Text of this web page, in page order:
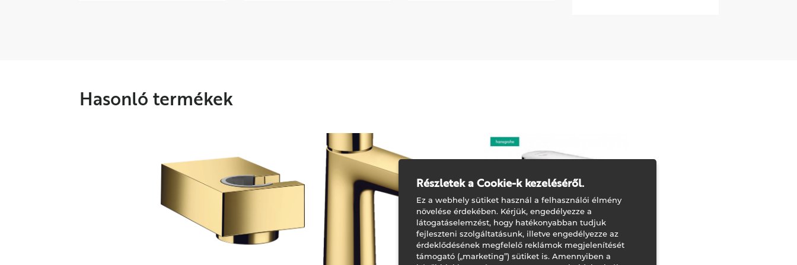
Hasonló termékek
Részletek a Cookie-k kezeléséről.
Ez a webhely sütiket használ a felhasználói élmény
növelése érdekében. Kérjük, engedélyezze a
látogatáselemzést, hogy hatékonyabban tudjuk
fejleszteni szolgáltatásunk, illetve engedélyezze az
érdeklődésének megfelelő reklámok megjelenítését
támogató („marketing”) sütiket is. Amennyiben a